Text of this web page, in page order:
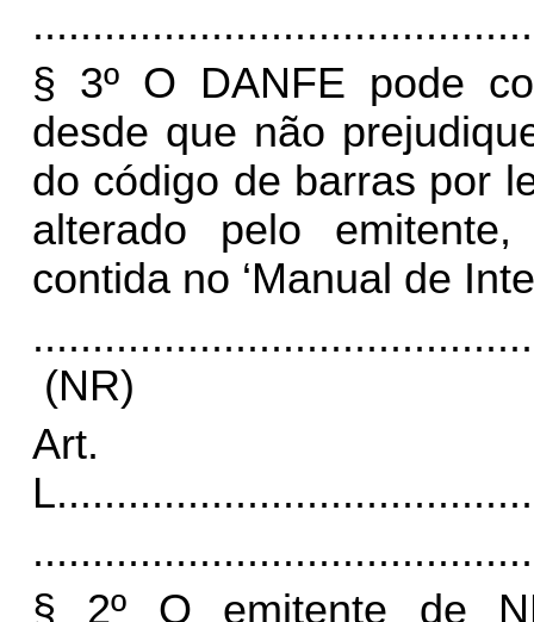
§ 3º O DANFE pode
desde que não
do código de barras por
alterado pelo
contida no ‘Manual de
(NR)
Art.
L
§ 2º O emitente de